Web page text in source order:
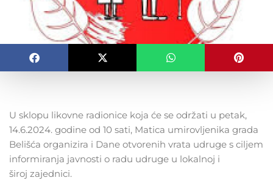
U sklopu likovne radionice koja će se održati u petak,
14.6.2024. godine od 10 sati, Matica umirovljenika grada
Belišća organizira i Dane otvorenih vrata udruge s ciljem
informiranja javnosti o radu udruge u lokalnoj i
široj zajednici.